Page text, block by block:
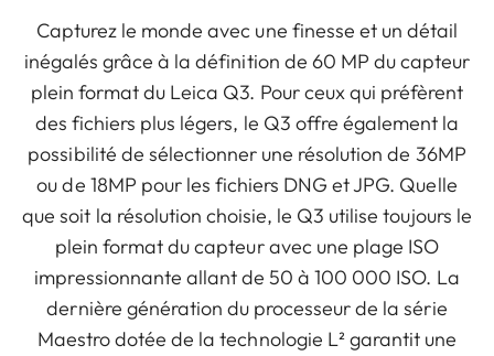
Capturez le monde avec une finesse et un détail
inégalés grâce à la définition de 60 MP du capteur
plein format du Leica Q3. Pour ceux qui préfèrent
des fichiers plus légers, le Q3 offre également la
possibilité de sélectionner une résolution de 36MP
ou de 18MP pour les fichiers DNG et JPG. Quelle
que soit la résolution choisie, le Q3 utilise toujours le
plein format du capteur avec une plage ISO
impressionnante allant de 50 à 100 000 ISO. La
dernière génération du processeur de la série
Maestro dotée de la technologie L² garantit une